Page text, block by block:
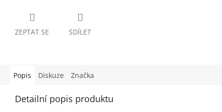
ZEPTAT SE SDÍLET
Popis Diskuze Značka
Detailní popis produktu